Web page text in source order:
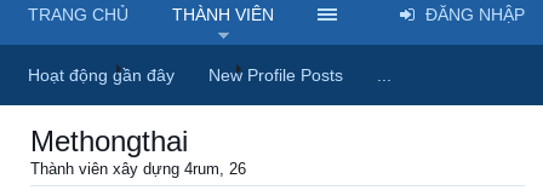
Trang chủ Thành viên Methongthai
Methongthai
Thành viên xây dựng 4rum, 26
TRANG CHỦ THÀNH VIÊN
Hoạt động gần đây New Profile Posts
ĐĂNG NHẬP